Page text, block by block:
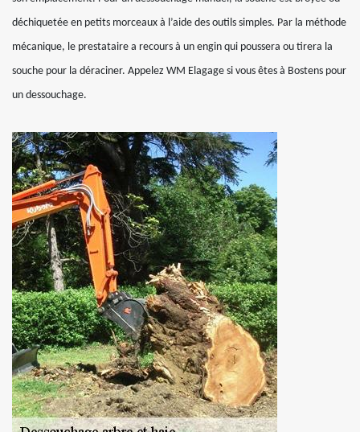
déchiquetée en petits morceaux à l’aide des outils simples. Par la méthode
mécanique, le prestataire a recours à un engin qui poussera ou tirera la
souche pour la déraciner. Appelez WM Elagage si vous êtes à Bostens pour
un dessouchage.